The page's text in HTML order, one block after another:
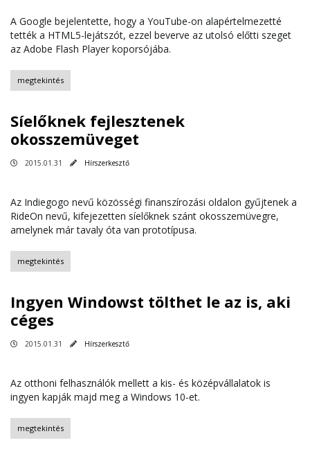
A Google bejelentette, hogy a YouTube-on alapértelmezetté
tették a HTML5-lejátszót, ezzel beverve az utolsó előtti szeget
az Adobe Flash Player koporsójába.
megtekintés
Síelőknek fejlesztenek
okosszemüveget
2015.01.31 Hírszerkesztő
Az Indiegogo nevű közösségi finanszírozási oldalon gyűjtenek a
RideOn nevű, kifejezetten síelőknek szánt okosszemüvegre,
amelynek már tavaly óta van prototípusa.
megtekintés
Ingyen Windowst tölthet le az is, aki
céges
2015.01.31 Hírszerkesztő
Az otthoni felhasználók mellett a kis- és középvállalatok is
ingyen kapják majd meg a Windows 10-et.
megtekintés